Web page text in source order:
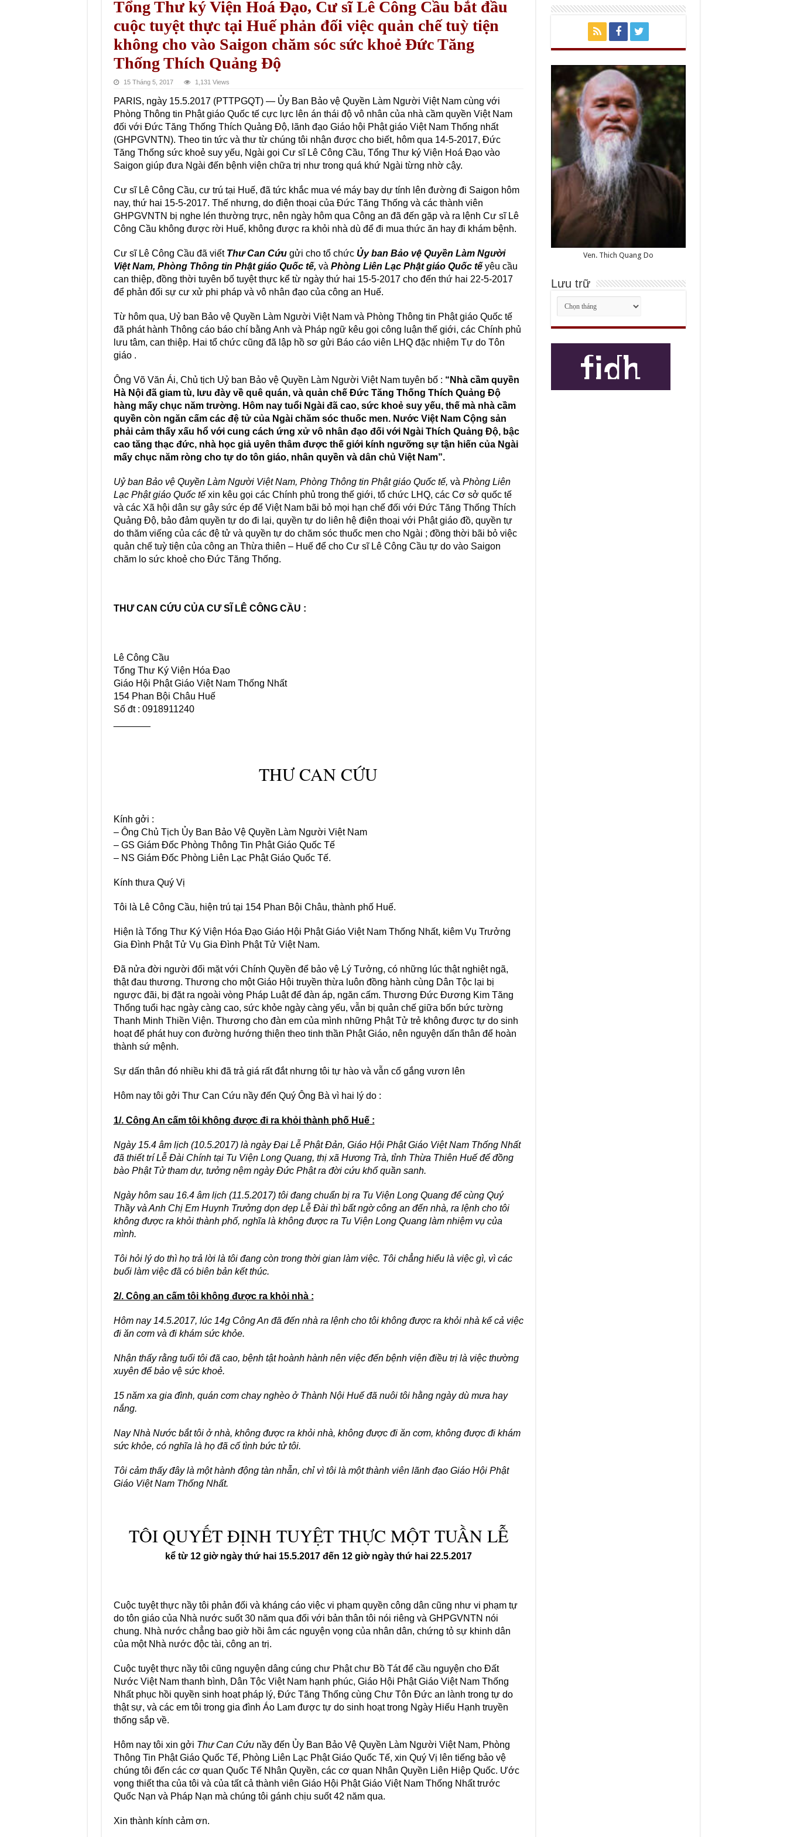
Tổng Thư ký Viện Hoá Đạo, Cư sĩ Lê Công Cầu bắt đầu
cuộc tuyệt thực tại Huế phản đối việc quản chế tuỳ tiện
không cho vào Saigon chăm sóc sức khoẻ Đức Tăng
Thống Thích Quảng Độ
15 Tháng 5, 2017 1,131 Views
PARIS, ngày 15.5.2017 (PTTPGQT) — Ủy Ban Bảo vệ Quyền Làm Người Việt Nam cùng với
Phòng Thông tin Phật giáo Quốc tế cực lực lên án thái độ vô nhân của nhà cầm quyền Việt Nam
đối với Đức Tăng Thống Thích Quảng Độ, lãnh đạo Giáo hội Phật giáo Việt Nam Thống nhất
(GHPGVNTN). Theo tin tức và thư từ chúng tôi nhận được cho biết, hôm qua 14-5-2017, Đức
Tăng Thống sức khoẻ suy yếu, Ngài gọi Cư sĩ Lê Công Cầu, Tổng Thư ký Viện Hoá Đạo vào
Saigon giúp đưa Ngài đến bệnh viện chữa trị như trong quá khứ Ngài từng nhờ cậy.
Cư sĩ Lê Công Cầu, cư trú tại Huế, đã tức khắc mua vé máy bay dự tính lên đường đi Saigon hôm
nay, thứ hai 15-5-2017. Thế nhưng, do điện thoại của Đức Tăng Thống và các thành viên
GHPGVNTN bị nghe lén thường trực, nên ngày hôm qua Công an đã đến gặp và ra lệnh Cư sĩ Lê
Công Cầu không được rời Huế, không được ra khỏi nhà dù để đi mua thức ăn hay đi khám bệnh.
Cư sĩ Lê Công Cầu đã viết Thư Can Cứugửi cho tổ chức Ủy ban Bảo vệ Quyền Làm Người
Việt Nam, Phòng Thông tin Phật giáo Quốc tế, và Phòng Liên Lạc Phật giáo Quốc tếyêu cầu
can thiệp, đồng thời tuyên bố tuyệt thực kể từ ngày thứ hai 15-5-2017 cho đến thứ hai 22-5-2017
để phản đối sự cư xử phi pháp và vô nhân đạo của công an Huế.
Từ hôm qua, Uỷ ban Bảo vệ Quyền Làm Người Việt Nam và Phòng Thông tin Phật giáo Quốc tế
đã phát hành Thông cáo báo chí bằng Anh và Pháp ngữ kêu gọi công luận thế giới, các Chính phủ
lưu tâm, can thiệp. Hai tổ chức cũng đã lập hồ sơ gửi Báo cáo viên LHQ đặc nhiệm Tự do Tôn
giáo .
Ông Võ Văn Ái, Chủ tịch Uỷ ban Bảo vệ Quyền Làm Người Việt Nam tuyên bố : “Nhà cầm quyền
Hà Nội đã giam tù, lưu đày về quê quán, và quản chế Đức Tăng Thống Thích Quảng Độ
hàng mấy chục năm trường. Hôm nay tuổi Ngài đã cao, sức khoẻ suy yếu, thế mà nhà cầm
quyền còn ngăn cấm các đệ tử của Ngài chăm sóc thuốc men. Nước Việt Nam Cộng sản
phải cảm thấy xấu hổ với cung cách ứng xử vô nhân đạo đối với Ngài Thích Quảng Độ, bậc
cao tăng thạc đức, nhà học giả uyên thâm được thế giới kính ngưỡng sự tận hiến của Ngài
mấy chục năm ròng cho tự do tôn giáo, nhân quyền và dân chủ Việt Nam”.
Uỷ ban Bảo vệ Quyền Làm Người Việt Nam, Phòng Thông tin Phật giáo Quốc tế, và Phòng Liên
Lạc Phật giáo Quốc tế xin kêu gọi các Chính phủ trong thế giới, tổ chức LHQ, các Cơ sở quốc tế
và các Xã hội dân sự gây sức ép để Việt Nam bãi bỏ mọi hạn chế đối với Đức Tăng Thống Thích
Quảng Độ, bảo đảm quyền tự do đi lại, quyền tự do liên hệ điện thoại với Phật giáo đồ, quyền tự
do thăm viếng của các đệ tử và quyền tự do chăm sóc thuốc men cho Ngài ; đồng thời bãi bỏ việc
quản chế tuỳ tiện của công an Thừa thiên – Huế để cho Cư sĩ Lê Công Cầu tự do vào Saigon
chăm lo sức khoẻ cho Đức Tăng Thống.
THƯ CAN CỨU CỦA CƯ SĨ LÊ CÔNG CẦU :
Lê Công Cầu
Tổng Thư Ký Viện Hóa Đạo
Giáo Hội Phật Giáo Việt Nam Thống Nhất
154 Phan Bội Châu Huế
Số đt : 0918911240
THƯ CAN CỨU
Kính gởi :
– Ông Chủ Tịch Ủy Ban Bảo Vệ Quyền Làm Người Việt Nam
– GS Giám Đốc Phòng Thông Tin Phật Giáo Quốc Tế
– NS Giám Đốc Phòng Liên Lạc Phật Giáo Quốc Tế.
Kính thưa Quý Vị
Tôi là Lê Công Cầu, hiện trú tại 154 Phan Bội Châu, thành phố Huế.
Hiện là Tổng Thư Ký Viện Hóa Đạo Giáo Hội Phật Giáo Việt Nam Thống Nhất, kiêm Vụ Trưởng
Gia Đình Phật Tử Vụ Gia Đình Phật Tử Việt Nam.
Đã nửa đời người đối mặt với Chính Quyền để bảo vệ Lý Tưởng, có những lúc thật nghiệt ngã,
thật đau thương. Thương cho một Giáo Hội truyền thừa luôn đồng hành cùng Dân Tộc lại bị
ngược đãi, bị đặt ra ngoài vòng Pháp Luật để đàn áp, ngăn cấm. Thương Đức Đương Kim Tăng
Thống tuổi hạc ngày càng cao, sức khỏe ngày càng yếu, vẫn bị quản chế giữa bốn bức tường
Thanh Minh Thiền Viện. Thương cho đàn em của mình những Phật Tử trẻ không được tự do sinh
hoạt để phát huy con đường hướng thiện theo tinh thần Phật Giáo, nên nguyện dấn thân để hoàn
thành sứ mệnh.
Sự dấn thân đó nhiều khi đã trả giá rất đắt nhưng tôi tự hào và vẫn cố gắng vươn lên
Hôm nay tôi gởi Thư Can Cứu nầy đến Quý Ông Bà vì hai lý do :
1/. Công An cấm tôi không được đi ra khỏi thành phố Huế :
Ngày 15.4 âm lịch (10.5.2017) là ngày Đại Lễ Phật Đản, Giáo Hội Phật Giáo Việt Nam Thống Nhất
đã thiết trí Lễ Đài Chính tại Tu Viện Long Quang, thị xã Hương Trà, tỉnh Thừa Thiên Huế để đồng
bào Phật Tử tham dự, tưởng nệm ngày Đức Phật ra đời cứu khổ quần sanh.
Ngày hôm sau 16.4 âm lịch (11.5.2017) tôi đang chuẩn bị ra Tu Viện Long Quang để cùng Quý
Thầy và Anh Chị Em Huynh Trưởng dọn dẹp Lễ Đài thì bất ngờ công an đến nhà, ra lệnh cho tôi
không được ra khỏi thành phố, nghĩa là không được ra Tu Viện Long Quang làm nhiệm vụ của
mình.
Tôi hỏi lý do thì họ trả lời là tôi đang còn trong thời gian làm việc. Tôi chẳng hiểu là việc gì, vì các
buổi làm việc đã có biên bản kết thúc.
2/. Công an cấm tôi không được ra khỏi nhà :
Hôm nay 14.5.2017, lúc 14g Công An đã đến nhà ra lệnh cho tôi không được ra khỏi nhà kể cả việc
đi ăn cơm và đi khám sức khỏe.
Nhận thấy rằng tuổi tôi đã cao, bệnh tật hoành hành nên việc đến bệnh viện điều trị là việc thường
xuyên để bảo vệ sức khoẻ.
15 năm xa gia đình, quán cơm chay nghèo ở Thành Nội Huế đã nuôi tôi hằng ngày dù mưa hay
nắng.
Nay Nhà Nước bắt tôi ở nhà, không được ra khỏi nhà, không được đi ăn cơm, không được đi khám
sức khỏe, có nghĩa là họ đã cố tình bức tử tôi.
Tôi cảm thấy đây là một hành động tàn nhẫn, chỉ vì tôi là một thành viên lãnh đạo Giáo Hội Phật
Giáo Việt Nam Thống Nhất.
TÔI QUYẾT ĐỊNH TUYỆT THỰC MỘT TUẦN LỄ
kể từ 12 giờ ngày thứ hai 15.5.2017 đến 12 giờ ngày thứ hai 22.5.2017
Cuộc tuyệt thực nầy tôi phản đối và kháng cáo việc vi phạm quyền công dân cũng như vi phạm tự
do tôn giáo của Nhà nước suốt 30 năm qua đối với bản thân tôi nói riêng và GHPGVNTN nói
chung. Nhà nước chẳng bao giờ hồi âm các nguyện vọng của nhân dân, chứng tỏ sự khinh dân
của một Nhà nước độc tài, công an trị.
Cuộc tuyệt thực nầy tôi cũng nguyện dâng cúng chư Phật chư Bồ Tát để cầu nguyện cho Đất
Nước Việt Nam thanh bình, Dân Tộc Việt Nam hạnh phúc, Giáo Hội Phật Giáo Việt Nam Thống
Nhất phục hồi quyền sinh hoạt pháp lý, Đức Tăng Thống cùng Chư Tôn Đức an lành trong tự do
thật sự, và các em tôi trong gia đình Áo Lam được tự do sinh hoạt trong Ngày Hiếu Hạnh truyền
thống sắp về.
Hôm nay tôi xin gởi Thư Can Cứunầy đến Ủy Ban Bảo Vệ Quyền Làm Người Việt Nam, Phòng
Thông Tin Phật Giáo Quốc Tế, Phòng Liên Lạc Phật Giáo Quốc Tế, xin Quý Vị lên tiếng bảo vệ
chúng tôi đến các cơ quan Quốc Tế Nhân Quyền, các cơ quan Nhân Quyền Liên Hiệp Quốc. Ước
vọng thiết tha của tôi và của tất cả thành viên Giáo Hội Phật Giáo Việt Nam Thống Nhất trước
Quốc Nạn và Pháp Nạn mà chúng tôi gánh chịu suốt 42 năm qua.
Xin thành kính cảm ơn.
Ven. Thich Quang Do
Lưu trữ
Lưu
trữ